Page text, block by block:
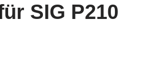
SIG P210